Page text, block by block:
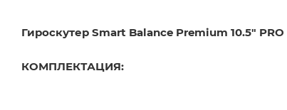
Гироскутер Smart Balance Premium 10.5" PRO
КОМПЛЕКТАЦИЯ: